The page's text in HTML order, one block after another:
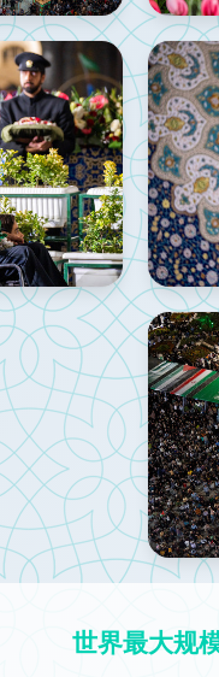
世界最大规